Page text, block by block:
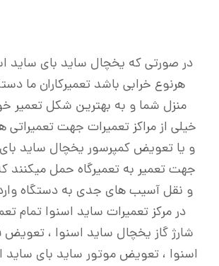
در صورتی که یخچال ساید بای ساید
هرنوع خرابی باشد تعمیرکاران ما
منزل شما و به بهترین شکل تعمیر
خیلی از مراکز تعمیرات جهت تعمیراتی
و یا تعویض کمپرسور یخچال ساید بای
جهت تعمیر به تعمیرگاه حمل
و نقل آسیب های جدی به دستگاه وارد
در مرکز تعمیرات ساید اسنوا تمام
شارژ گاز یخچال ساید اسنوا ، تعویض
اسنوا ، تعویض موتور ساید بای